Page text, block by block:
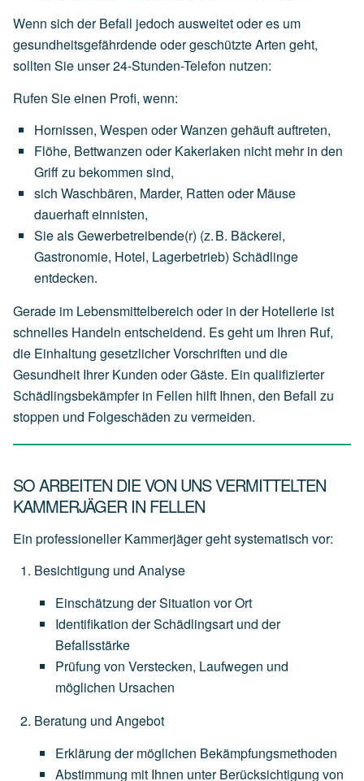
Wenn sich der Befall jedoch ausweitet oder es um
gesundheitsgefährdende oder geschützte Arten geht,
sollten Sie unser 24-Stunden-Telefon nutzen:
Rufen Sie einen Profi, wenn:
Hornissen, Wespen oderWanzen gehäuftauftreten,
Flöhe, Bettwanzen oder Kakerlaken nicht mehr in den
Griffzu bekommen sind,
sich Waschbären, Marder, Ratten oder Mäuse
dauerhafteinnisten,
SiealsGewerbetreibende(r) (z.B. Bäckerei,
Gastronomie, Hotel, Lagerbetrieb) Schädlinge
entdecken.
Gerade im Lebensmittelbereich oder in der Hotellerie ist
schnelles Handeln entscheidend. Es geht um Ihren Ruf,
die Einhaltung gesetzlicher Vorschriften und die
Gesundheit Ihrer Kunden oder Gäste. Ein qualifizierter
Schädlingsbekämpfer in Fellen hilft Ihnen, den Befall zu
stoppen und Folgeschäden zu vermeiden.
SO ARBEITEN DIE VON UNS VERMITTELTEN
KAMMERJÄGER IN FELLEN
Ein professioneller Kammerjäger geht systematisch vor:
Besichtigung und Analyse
Einschätzung derSituation vorOrt
Identifikation derSchädlingsart und der
Befallsstärke
Prüfung von Verstecken, Laufwegen und
möglichen Ursachen
Beratung und Angebot
Erklärung der möglichen Bekämpfungsmethoden
Abstimmung mit Ihnen unter Berücksichtigung von